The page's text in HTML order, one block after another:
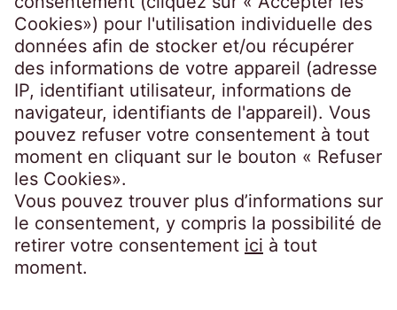
Linkedin EOS Schweiz
Portails clients
EOSdirect (nouveau)
SECUREtransfer